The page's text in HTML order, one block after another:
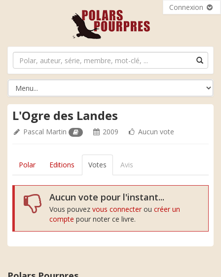
Connexion
L'Ogre des Landes
Pascal Martin 2009 Aucun vote
Polar Editions Votes Avis
Aucun vote pour l'instant...
Vous pouvez vous connecter ou créer un
compte pour noter ce livre.